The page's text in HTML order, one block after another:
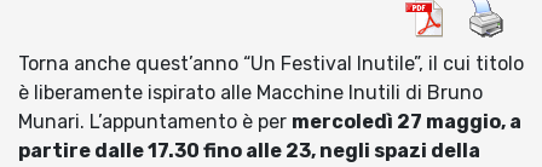
Torna anche quest’anno “Un Festival Inutile”, il cui titolo
è liberamente ispirato alle Macchine Inutili di Bruno
Munari. L’appuntamento è per mercoledì 27 maggio, a
partire dalle 17.30 fino alle 23, negli spazi della